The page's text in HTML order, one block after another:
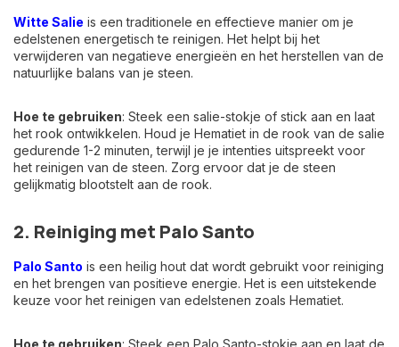
Witte Salie is een traditionele en effectieve manier om je
edelstenen energetisch te reinigen. Het helpt bij het
verwijderen van negatieve energieën en het herstellen van de
natuurlijke balans van je steen.
Hoe te gebruiken: Steek een salie-stokje of stick aan en laat
het rook ontwikkelen. Houd je Hematiet in de rook van de salie
gedurende 1-2 minuten, terwijl je je intenties uitspreekt voor
het reinigen van de steen. Zorg ervoor dat je de steen
gelijkmatig blootstelt aan de rook.
2. Reiniging met Palo Santo
Palo Santo is een heilig hout dat wordt gebruikt voor reiniging
en het brengen van positieve energie. Het is een uitstekende
keuze voor het reinigen van edelstenen zoals Hematiet.
Hoe te gebruiken: Steek een Palo Santo-stokje aan en laat de